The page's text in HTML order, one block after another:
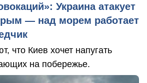
Украина атакует
— над морем работает
что Киев хочет напугать
на побережье.